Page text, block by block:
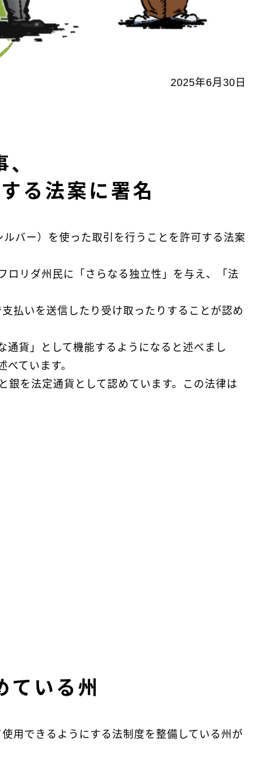
2025年6月30日
る法案に署名
バー）を使った取引を行うことを許可する法案
ロリダ州民に「さらなる独立性」を与え、「法
払いを送信したり受け取ったりすることが認め
貨」として機能するようになると述べまし
ています。
を法定通貨として認めています。この法律は
ている州
用できるようにする法制度を整備している州が